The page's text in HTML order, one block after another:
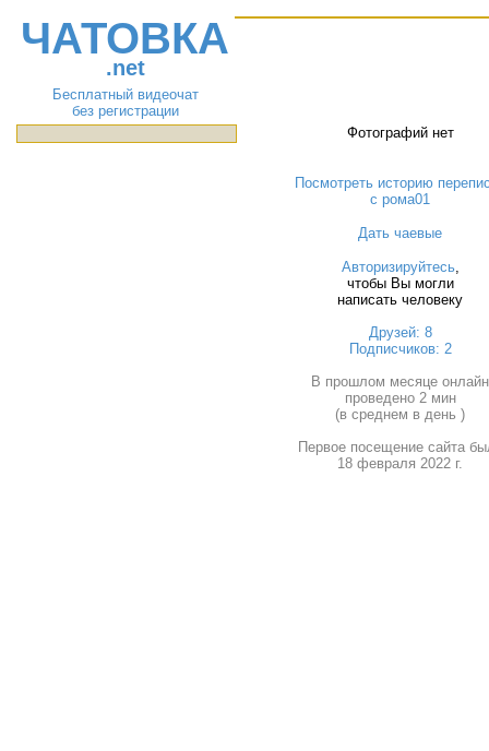
ЧАТОВКА
.net
Бесплатный видеочат
без регистрации
Фотографий нет
Посмотреть историю
с рома01
Дать чаевые
Авторизируйтесь,
чтобы Вы могли
написать человеку
Друзей: 8
Подписчиков: 2
В прошлом месяце онлайн
проведено 2 мин
(в среднем в день )
Первое посещение сайта
18 февраля 2022 г.